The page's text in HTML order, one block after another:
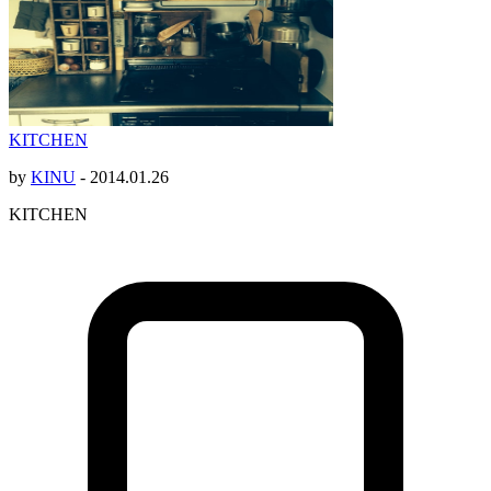
KITCHEN
by KINU - 2014.01.26
KITCHEN